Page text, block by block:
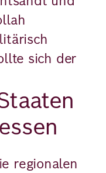
sich der
regionalen